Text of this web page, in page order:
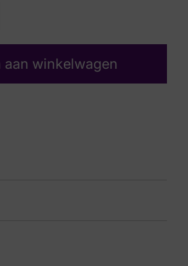
aan winkelwagen